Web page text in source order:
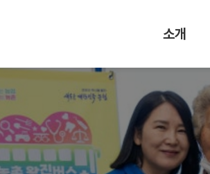
소개
햇살마루
는
이사장 인
사말
연혁
조직도